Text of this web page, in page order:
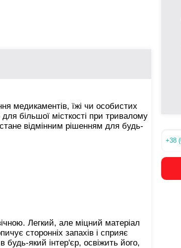
медикаментів, їжі чи особистих
більшої місткості при тривалому
відмінним рішенням для будь-
Легкий, але міцний матеріал
сторонніх запахів і сприяє
який інтер'єр, освіжить його,